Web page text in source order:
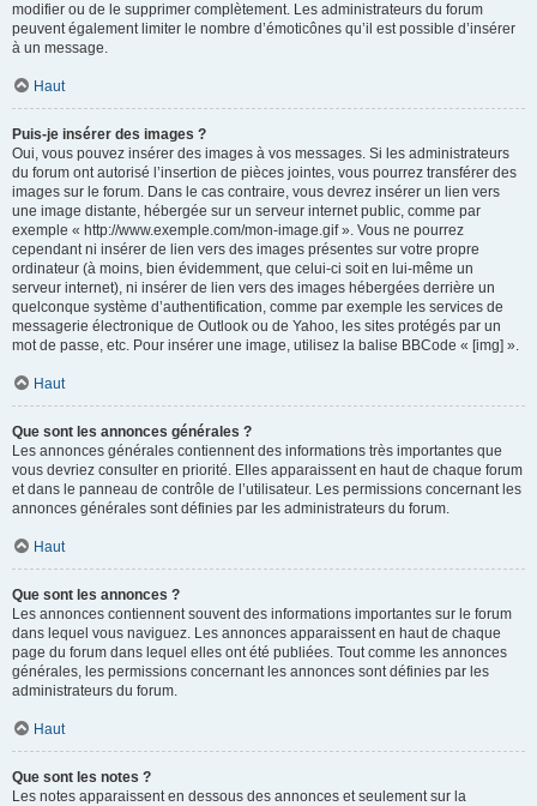
modifier ou de le supprimer complètement. Les administrateurs du forum
peuvent également limiter le nombre d’émoticônes qu’il est possible d’insérer
à un message.
Haut
Puis-je insérer des images ?
Oui, vous pouvez insérer des images à vos messages. Si les administrateurs
du forum ont autorisé l’insertion de pièces jointes, vous pourrez transférer des
images sur le forum. Dans le cas contraire, vous devrez insérer un lien vers
une image distante, hébergée sur un serveur internet public, comme par
exemple « http://www.exemple.com/mon-image.gif ». Vous ne pourrez
cependant ni insérer de lien vers des images présentes sur votre propre
ordinateur (à moins, bien évidemment, que celui-ci soit en lui-même un
serveur internet), ni insérer de lien vers des images hébergées derrière un
quelconque système d’authentification, comme par exemple les services de
messagerie électronique de Outlook ou de Yahoo, les sites protégés par un
mot de passe, etc. Pour insérer une image, utilisez la balise BBCode « [img] ».
Haut
Que sont les annonces générales ?
Les annonces générales contiennent des informations très importantes que
vous devriez consulter en priorité. Elles apparaissent en haut de chaque forum
et dans le panneau de contrôle de l’utilisateur. Les permissions concernant les
annonces générales sont définies par les administrateurs du forum.
Haut
Que sont les annonces ?
Les annonces contiennent souvent des informations importantes sur le forum
dans lequel vous naviguez. Les annonces apparaissent en haut de chaque
page du forum dans lequel elles ont été publiées. Tout comme les annonces
générales, les permissions concernant les annonces sont définies par les
administrateurs du forum.
Haut
Que sont les notes ?
Les notes apparaissent en dessous des annonces et seulement sur la